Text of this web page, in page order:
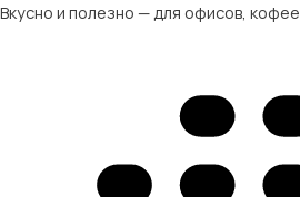
Вкусно и полезно — для офисов,